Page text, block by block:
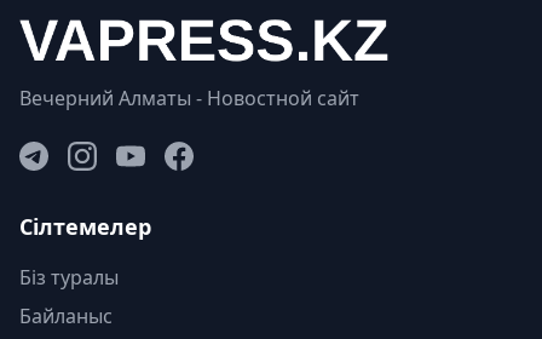
Вечерний Алматы - Новостной сайт
Сілтемелер
Біз туралы
Байланыс